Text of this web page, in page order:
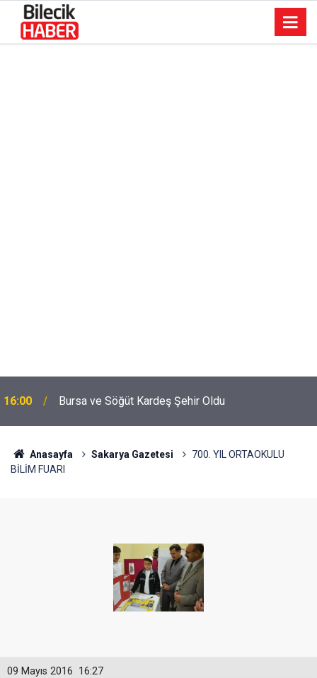
16:00 Bursa ve Söğüt Kardeş Şehir Oldu
Anasayfa Sakarya Gazetesi
700. YIL ORTAOKULU
BİLİM FUARI
16:27
09 Mayıs 2016